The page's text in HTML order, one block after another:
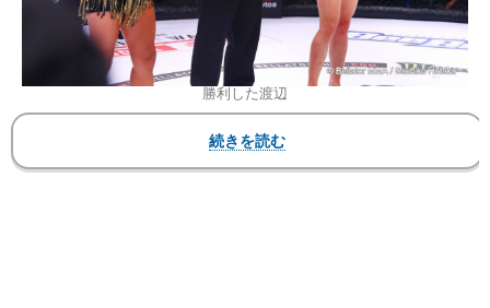
勝利した渡辺
RIZIN FIGHTING FEDERATION
『のむシリカ presents 超RIZIN.2 powered by U-